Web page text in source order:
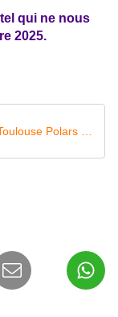
qui ne nous
2025.